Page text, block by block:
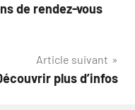
de rendez-vous
Article suivant
plus d’infos